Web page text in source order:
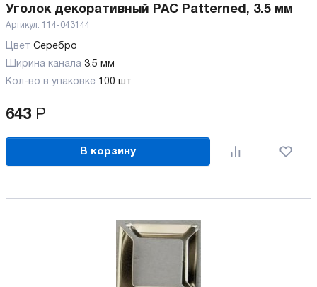
Уголок декоративный PAC Patterned, 3.5 мм
Артикул: 114-043144
Цвет Серебро
Ширина канала 3.5 мм
Кол-во в упаковке 100 шт
643 Р
В корзину